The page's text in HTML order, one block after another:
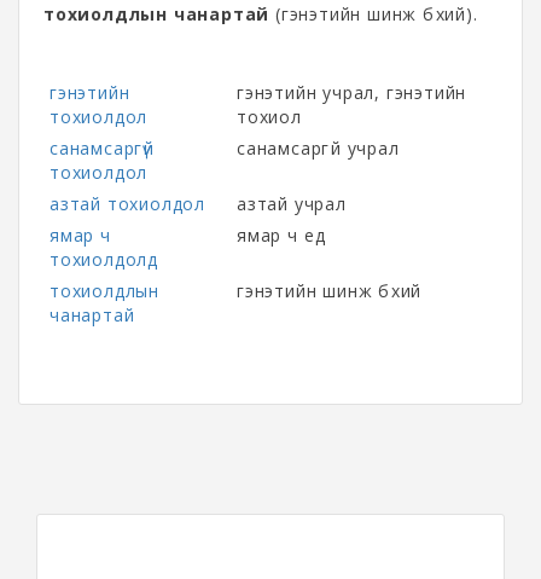
тохиолдлын чанартай (гэнэтийн шинж бүхий).
гэнэтийн
тохиолдол
гэнэтийн учрал, гэнэтийн
тохиол
санамсаргүй
тохиолдол
санамсаргүй учрал
азтай тохиолдол
азтай учрал
ямар ч
тохиолдолд
ямар ч үед
тохиолдлын
чанартай
гэнэтийн шинж бүхий